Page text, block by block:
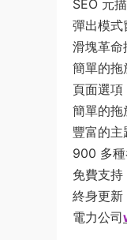
SEO 元
彈出模式
滑塊革命
簡單的拖
頁面選項
簡單的拖
豐富的主
900 多種
免費支持
終身更新
電力公司